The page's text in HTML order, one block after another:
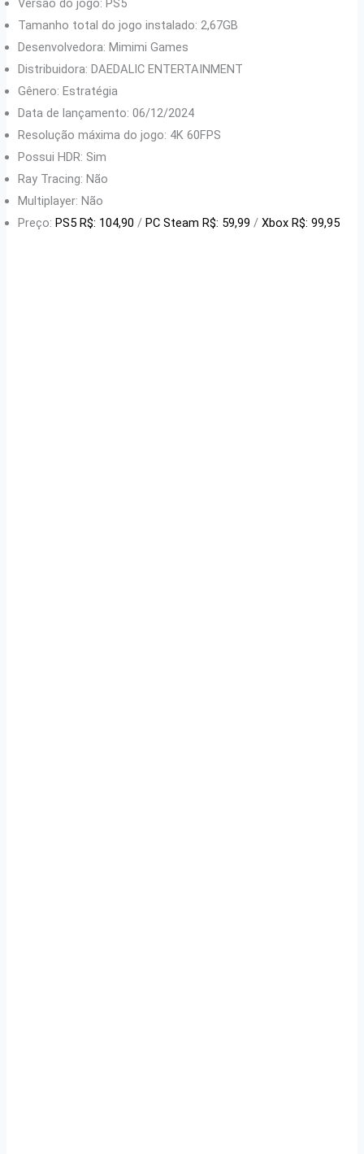
Versão do jogo: PS5
Tamanho total do jogo instalado: 2,67GB
Desenvolvedora: Mimimi Games
Distribuidora: DAEDALIC ENTERTAINMENT
Gênero: Estratégia
Data de lançamento: 06/12/2024
Resolução máxima do jogo: 4K 60FPS
Possui HDR: Sim
Ray Tracing: Não
Multiplayer: Não
Preço: PS5 R$: 104,90 / PC Steam R$: 59,99 /Xbox R$: 99,95